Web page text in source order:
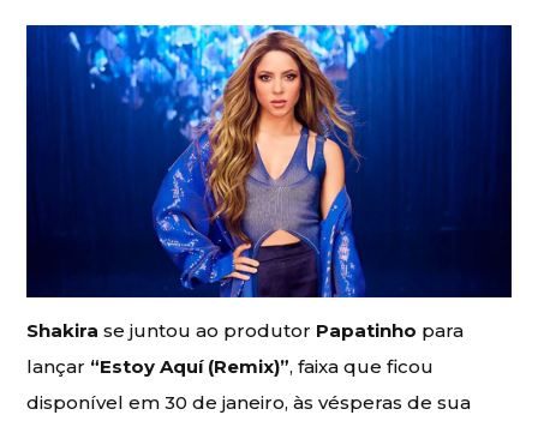
Shakira se juntou ao produtor Papatinho para
lançar “Estoy Aquí (Remix)”, faixa que ficou
disponível em 30 de janeiro, às vésperas de sua